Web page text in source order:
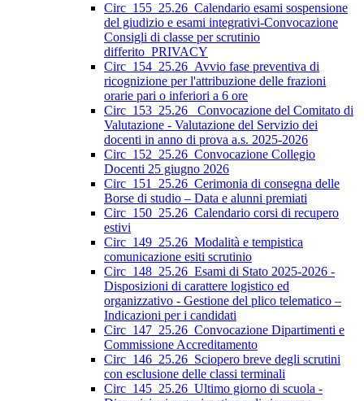
Circ_155_25.26_Calendario esami sospensione
del giudizio e esami integrativi-Convocazione
Consigli di classe per scrutinio
differito_PRIVACY
Circ_154_25.26_Avvio fase preventiva di
ricognizione per l'attribuzione delle frazioni
orarie pari o inferiori a 6 ore
Circ_153_25.26_ Convocazione del Comitato di
Valutazione - Valutazione del Servizio dei
docenti in anno di prova a.s. 2025-2026
Circ_152_25.26_Convocazione Collegio
Docenti 25 giugno 2026
Circ_151_25.26_Cerimonia di consegna delle
Borse di studio – Data e alunni premiati
Circ_150_25.26_Calendario corsi di recupero
estivi
Circ_149_25.26_Modalità e tempistica
comunicazione esiti scrutinio
Circ_148_25.26_Esami di Stato 2025-2026 -
Disposizioni di carattere logistico ed
organizzativo - Gestione del plico telematico –
Indicazioni per i candidati
Circ_147_25.26_Convocazione Dipartimenti e
Commissione Accreditamento
Circ_146_25.26_Sciopero breve degli scrutini
con esclusione delle classi terminali
Circ_145_25.26_Ultimo giorno di scuola -